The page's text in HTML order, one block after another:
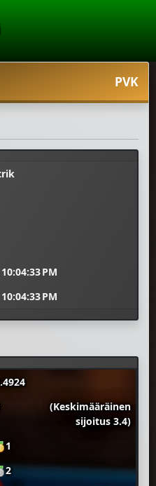
PVK
PM
PM
(Keskimääräinen
sijoitus 3.4)
1
2